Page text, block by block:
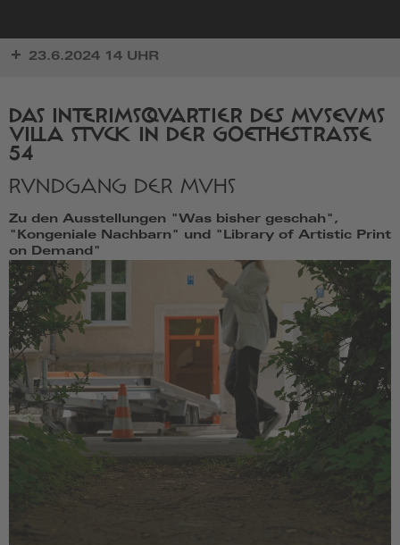
Startseite
DAS INTERIMSQUARTIER DES MUSEUMS
VILLA STUCK IN DER GOETHESTRASSE 5
4
RUNDGANG DER MVHS
Zu den Ausstellungen "Was bisher geschah",
"Kongeniale Nachbarn" und "Library of Artistic Print
on Demand"
23.6.2024 14 UHR